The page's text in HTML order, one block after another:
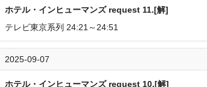
ホテル・インヒューマンズ request 11.[解]
テレビ東京系列 24:21～24:51
2025-09-07
ホテル・インヒューマンズ request 10.[解]